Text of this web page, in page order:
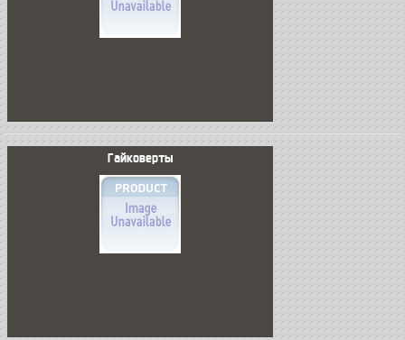
Гайковерты